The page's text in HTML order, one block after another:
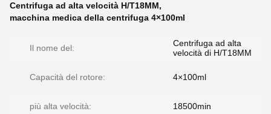
Centrifuga ad alta velocità H/T18MM,
macchina medica della centrifuga 4×100ml
Il nome del:
Centrifuga ad alta
velocità di H/T18MM
Capacità del rotore: 4×100ml
più alta velocità: 18500min